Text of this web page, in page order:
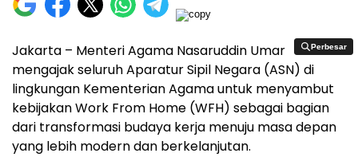
Perbesar
Perbesar
Jakarta – Menteri Agama Nasaruddin Umar
mengajak seluruh Aparatur Sipil Negara (ASN) di
lingkungan Kementerian Agama untuk menyambut
kebijakan Work From Home (WFH) sebagai bagian
dari transformasi budaya kerja menuju masa depan
yang lebih modern dan berkelanjutan.